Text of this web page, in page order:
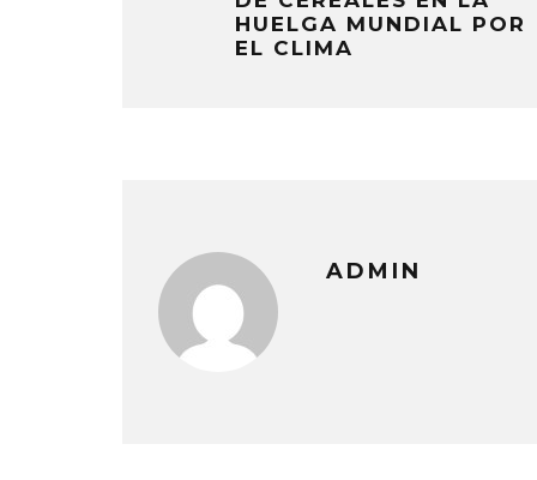
HUELGA MUNDIAL POR
EL CLIMA
ADMIN